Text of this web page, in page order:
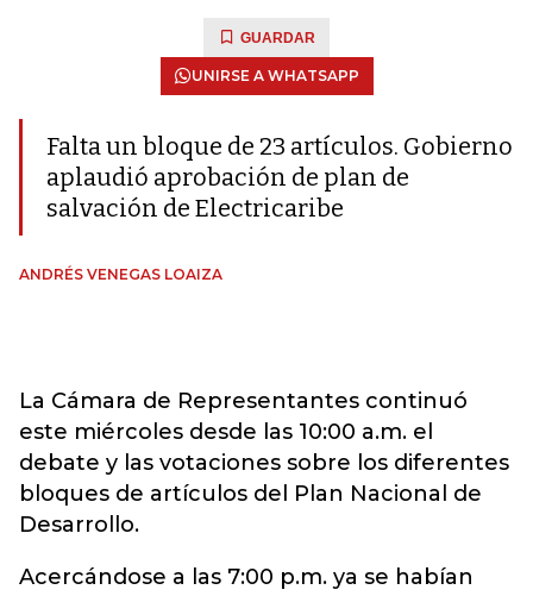
GUARDAR
UNIRSE A WHATSAPP
Falta un bloque de 23 artículos. Gobierno
aplaudió aprobación de plan de
salvación de Electricaribe
ANDRÉS VENEGAS LOAIZA
La Cámara de Representantes continuó
este miércoles desde las 10:00 a.m. el
debate y las votaciones sobre los diferentes
bloques de artículos del Plan Nacional de
Desarrollo.
Acercándose a las 7:00 p.m. ya se habían